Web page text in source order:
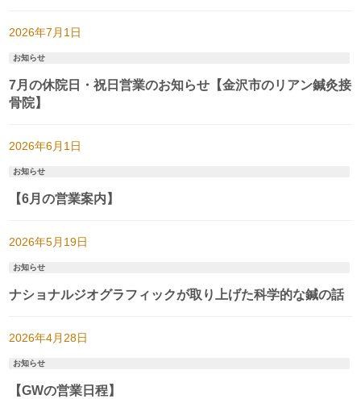
2026年7月1日
お知らせ
7月の休院日・祝日営業のお知らせ【金沢市のリアン鍼灸接
骨院】
2026年6月1日
お知らせ
【6月の営業案内】
2026年5月19日
お知らせ
ナショナルジオグラフィックが取り上げた科学的な鍼の話
2026年4月28日
お知らせ
【GWの営業日程】